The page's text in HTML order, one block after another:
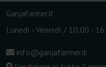
GanjaFarmer.it
Lunedì - Venerdì / 10:00 -
info@ganjafarmer.it